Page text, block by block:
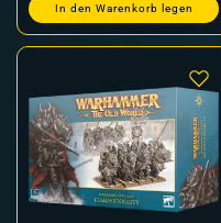
In den Warenkorb legen